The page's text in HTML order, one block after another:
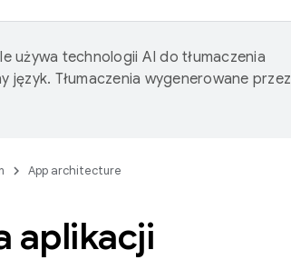
używa technologii AI do tłumaczenia
język. Tłumaczenia wygenerowane przez
App architecture
aplikacji